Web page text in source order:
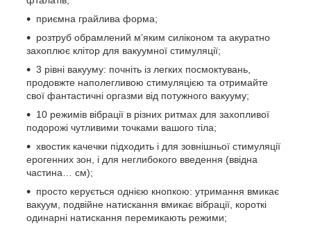
приємна грайлива форма;
розтруб обрамлений м’яким силіконом та акуратно
захоплює клітор для вакуумної стимуляції;
3 рівні вакууму: почніть із легких посмоктувань,
продовжте наполегливою стимуляцією та отримайте
свої фантастичні оргазми від потужного вакууму;
10 режимів вібрації в різних ритмах для захопливої
подорожі чутливими точками вашого тіла;
хвостик качечки підходить і для зовнішньої стимуляції
ерогенних зон, і для неглибокого введення (ввідна
частина… см);
просто керується однією кнопкою: утримання вмикає
вакуум, подвійне натискання вмикає вібрації, короткі
одинарні натискання перемикають режими;